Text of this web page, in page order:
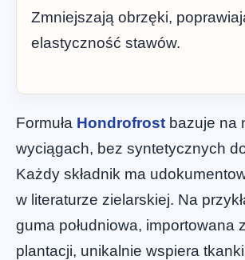
Zmniejszają obrzęki,
elastyczność stawów.
Formuła Hondrofrost bazuje na
wyciągach, bez syntetycznych
Każdy składnik ma
w literaturze zielarskiej. Na
guma południowa, importowana
plantacji, unikalnie wspiera tkanki